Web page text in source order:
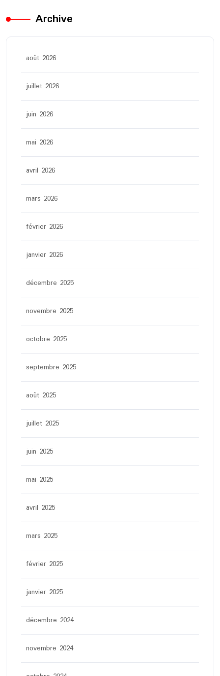
Archive
août 2026
juillet 2026
juin 2026
mai 2026
avril 2026
mars 2026
février 2026
janvier 2026
décembre 2025
novembre 2025
octobre 2025
septembre 2025
août 2025
juillet 2025
juin 2025
mai 2025
avril 2025
mars 2025
février 2025
janvier 2025
décembre 2024
novembre 2024